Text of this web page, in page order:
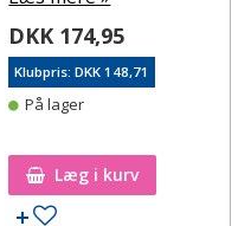
DKK 174,95
Klubpris: DKK 148,71
På lager
Læg i kurv
Tilføj til ønskeseddel